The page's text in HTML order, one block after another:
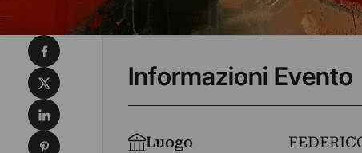
Informazioni Evento
Luogo
Condividi su Facebook
Condividi su X
Condividi su LinkedIn
Condividi su Pinterest